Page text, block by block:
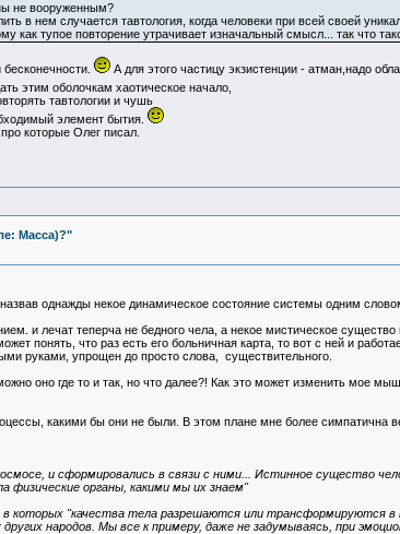
не вооруженным?
в нем случается тавтология, когда человеки при всей своей
тупое повторение утрачивает изначальный смысл... так что
А для этого частицу экзистенции - атман,надо
этим оболочкам хаотическое начало,
тавтологии и чушь
элемент бытия.
которые Олег писал.
Масса)?"
однажды некое динамическое состояние системы одним
и лечат теперча не бедного чела, а некое мистическое
понять, что раз есть его больничная карта, то вот с ней и
руками, упрощен до просто слова, существительного.
оно где то и так, но что далее?! Как это может изменить мое
какими бы они не были. В этом плане мне более симпатична
и сформировались в связи с ними... Истинное существо
физические органы, какими мы их знаем"
которых "качества тела разрешаются или трансформируются в
народов. Мы все к примеру, даже не задумываясь, при